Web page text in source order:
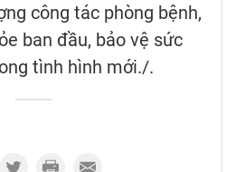
công tác phòng bệnh,
ban đầu, bảo vệ sức
tình hình mới./.